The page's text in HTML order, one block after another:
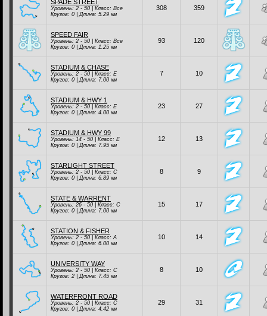
SPADE STREET
Уровень: 2 - 50 | Класc: Все
Кругов: 0 | Длина: 5.29 км
308 359
SPEED FAIR
Уровень: 2 - 50 | Класc: Все
Кругов: 0 | Длина: 1.25 км
93 120
STADIUM & CHASE
Уровень: 2 - 50 | Класc: E
Кругов: 0 | Длина: 7.00 км
7 10
STADIUM & HWY 1
Уровень: 2 - 50 | Класc: E
Кругов: 0 | Длина: 4.00 км
23 27
STADIUM & HWY 99
Уровень: 14 - 50 | Класc: E
Кругов: 0 | Длина: 7.95 км
12 13
STARLIGHT STREET
Уровень: 2 - 50 | Класc: C
Кругов: 0 | Длина: 6.89 км
8 9
STATE & WARRENT
Уровень: 26 - 50 | Класc: C
Кругов: 0 | Длина: 7.00 км
15 17
STATION & FISHER
Уровень: 2 - 50 | Класc:A
Кругов: 0 | Длина: 6.00 км
10 14
UNIVERSITY WAY
Уровень: 2 - 50 | Класc: C
Кругов: 2 | Длина: 7.45 км
8 10
WATERFRONT ROAD
Уровень: 2 - 50 | Класc: C
Кругов: 0 | Длина: 4.42 км
29 31